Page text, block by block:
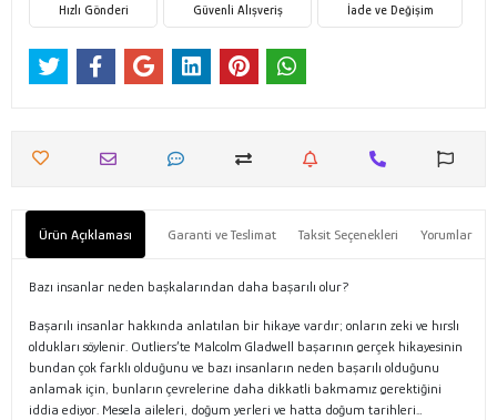
Hızlı Gönderi Güvenli Alışveriş İade ve Değişim
Ürün Açıklaması Garanti ve Teslimat Taksit Seçenekleri Yorumlar
Bazı insanlar neden başkalarından daha başarılı olur?
Başarılı insanlar hakkında anlatılan bir hikaye vardır; onların zeki ve hırslı
oldukları söylenir. Outliers’te Malcolm Gladwell başarının gerçek hikayesinin
bundan çok farklı olduğunu ve bazı insanların neden başarılı olduğunu
anlamak için, bunların çevrelerine daha dikkatli bakmamız gerektiğini
iddia ediyor. Mesela aileleri, doğum yerleri ve hatta doğum tarihleri…